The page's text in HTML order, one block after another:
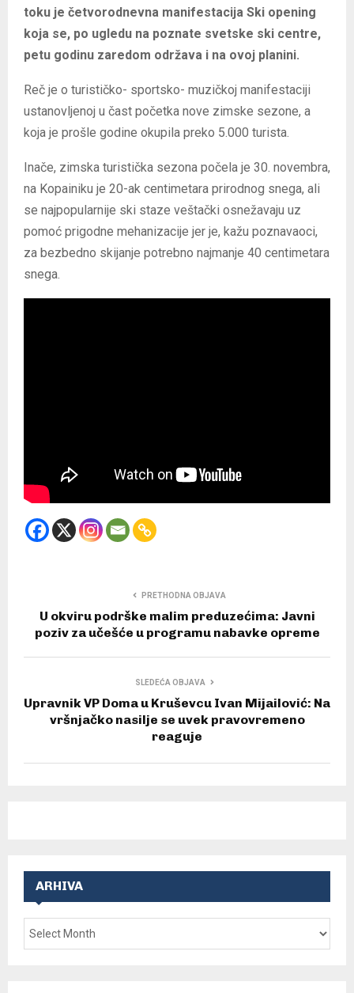
toku je četvorodnevna manifestacija Ski opening
koja se, po ugledu na poznate svetske ski centre,
petu godinu zaredom održava i na ovoj planini.
Reč je o turističko- sportsko- muzičkoj manifestaciji
ustanovljenoj u čast početka nove zimske sezone, a
koja je prošle godine okupila preko 5.000 turista.
Inače, zimska turistička sezona počela je 30. novembra,
na Kopainiku je 20-ak centimetara prirodnog snega, ali
se najpopularnije ski staze veštački osnežavaju uz
pomoć prigodne mehanizacije jer je, kažu poznavaoci,
za bezbedno skijanje potrebno najmanje 40 centimetara
snega.
PRETHODNA OBJAVA
U okviru podrške malim preduzećima: Javni
poziv za učešće u programu nabavke opreme
SLEDEĆA OBJAVA
Upravnik VP Doma u Kruševcu Ivan Mijailović: Na
vršnjačko nasilje se uvek pravovremeno
reaguje
ARHIVA